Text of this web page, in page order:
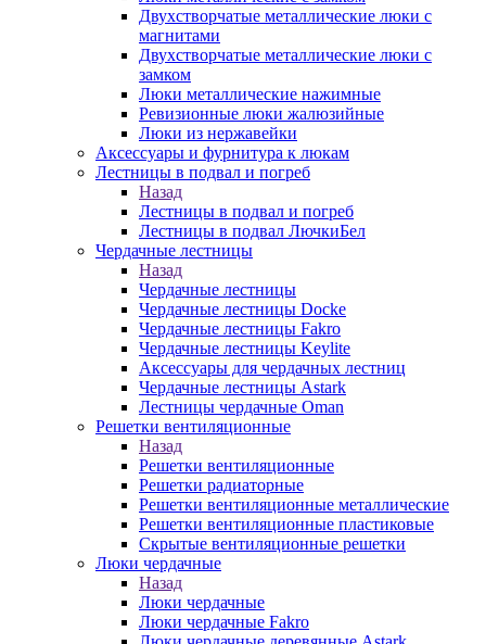
Двухстворчатые металлические люки с
магнитами
Двухстворчатые металлические люки с
замком
Люки металлические нажимные
Ревизионные люки жалюзийные
Люки из нержавейки
Аксессуары и фурнитура к люкам
Лестницы в подвал и погреб
Назад
Лестницы в подвал и погреб
Лестницы в подвал ЛючкиБел
Чердачные лестницы
Назад
Чердачные лестницы
Чердачные лестницы Docke
Чердачные лестницы Fakro
Чердачные лестницы Keylite
Аксессуары для чердачных лестниц
Чердачные лестницы Astark
Лестницы чердачные Oman
Решетки вентиляционные
Назад
Решетки вентиляционные
Решетки радиаторные
Решетки вентиляционные металлические
Решетки вентиляционные пластиковые
Скрытые вентиляционные решетки
Люки чердачные
Назад
Люки чердачные
Люки чердачные Fakro